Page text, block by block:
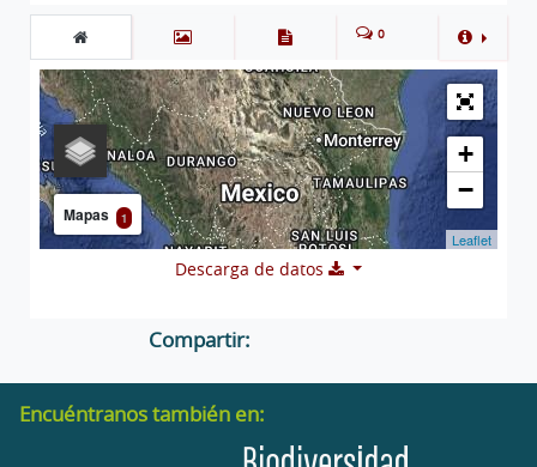
0
+
−
Mapas 1
Leaflet
Descarga de datos
Compartir:
Encuéntranos también en: